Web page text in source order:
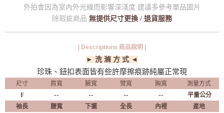
外拍會因為室內外光線而影響深淺度 建議多參考單品圖片
除瑕疵商品 無提供尺寸更換 / 退貨服務
| Descriptions 商品說明 |
► 洗 滌 方 式 ◄
珍珠、鈕扣表面皆有些許摩擦痕跡純屬正常現
尺寸 肩寬 腋寬 臂寬 胸寬
測量方式
F
-- -- -- --
平量公分
袖長
腰寬 下擺 全長 內裡 產地